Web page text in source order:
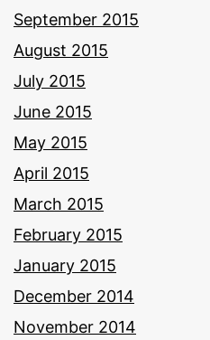
September 2015
August 2015
July 2015
June 2015
May 2015
April 2015
March 2015
February 2015
January 2015
December 2014
November 2014